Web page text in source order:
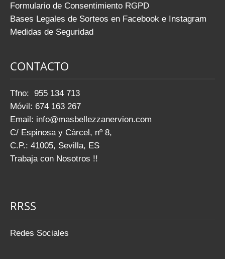
Formulario de Consentimiento RGPD
Bases Legales de Sorteos en Facebook e Instagram
Medidas de Seguridad
CONTACTO
Tfno: 955 134 713
Móvil: 674 163 267
Email: info@masbellezzanervion.com
C/ Espinosa y Cárcel, nº 8,
C.P.: 41005, Sevilla, ES
Trabaja con Nosotros !!
RRSS
Redes Sociales